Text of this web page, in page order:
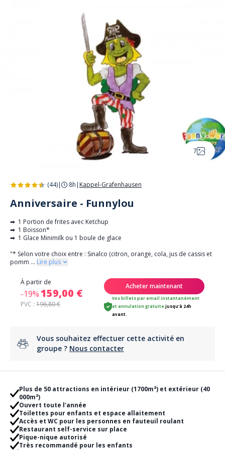
7
(44)| 8h | Kappel-Grafenhausen
Anniversaire - Funnylou
➡ 1 Portion de frites avec Ketchup
➡ 1 Boisson*
➡ 1 Glace Minimilk ou 1 boule de glace
"* Selon votre choix entre : Sinalco (citron, orange, cola, jus de cassis et
pomm ... Lire plus
À partir de
-19%159,00 €
PVC :196,80 €
Acheter maintenant
Vos billets par email instantanément
etannulation gratuite jusqu'à 24h
avant.
Vous souhaitez effectuer cette activité en
groupe ? Nous contacter
Plus de 50 attractions en intérieur (1700m²) et extérieur (40
000m²)
Ouvert toute l'année
Toilettes pour enfants et espace allaitement
Accès et WC pour les personnes en fauteuil roulant
Restaurant self-service sur place
Pique-nique autorisé
Très recommandé pour les enfants